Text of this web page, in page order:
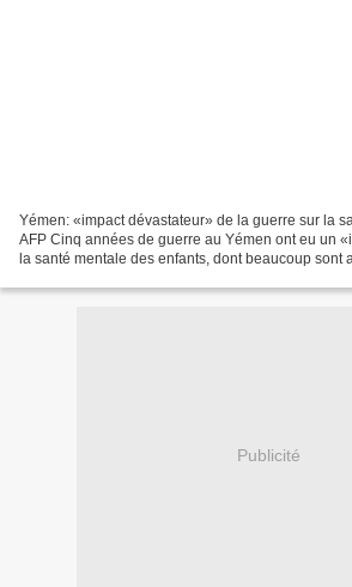
Yémen: «impact dévastateur» de la guerre sur la
AFP Cinq années de guerre au Yémen ont eu un
la santé mentale des enfants, dont beaucoup sont
Publicité